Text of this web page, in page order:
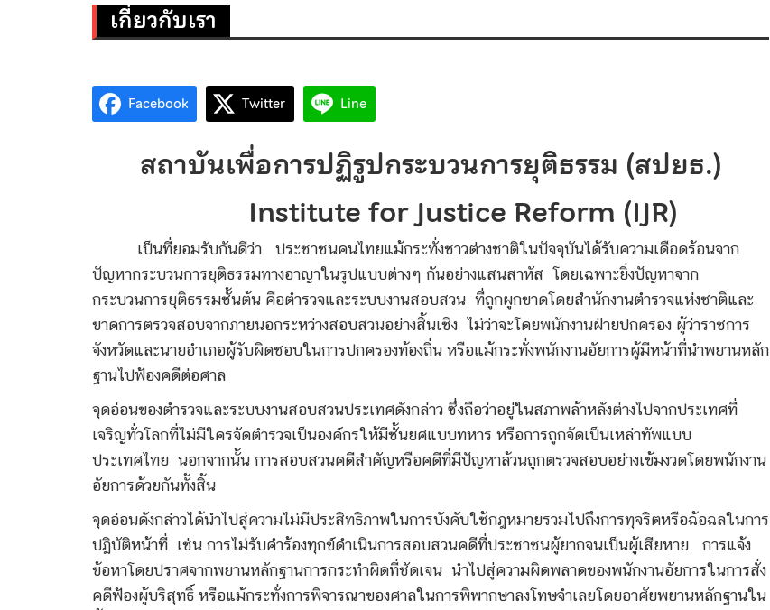
เกี่ยวกับเรา
Facebook Twitter Line
สถาบันเพื่อการปฏิรูปกระบวนการยุติธรรม (สปยธ.)
Institute for Justice Reform (IJR)
เป็นที่ยอมรับกันดีว่า ประชาชนคนไทยแม้กระทั่งชาวต่างชาติในปัจจุบันได้รับความเดือดร้อนจาก
ปัญหากระบวนการยุติธรรมทางอาญาในรูปแบบต่างๆ กันอย่างแสนสาหัส โดยเฉพาะยิ่งปัญหาจาก
กระบวนการยุติธรรมชั้นต้น คือตำรวจและระบบงานสอบสวน ที่ถูกผูกขาดโดยสำนักงานตำรวจแห่งชาติและ
ขาดการตรวจสอบจากภายนอกระหว่างสอบสวนอย่างสิ้นเชิง ไม่ว่าจะโดยพนักงานฝ่ายปกครอง ผู้ว่าราชการ
จังหวัดและนายอำเภอผู้รับผิดชอบในการปกครองท้องถิ่น หรือแม้กระทั่งพนักงานอัยการผู้มีหน้าที่นำพยานหลัก
ฐานไปฟ้องคดีต่อศาล
จุดอ่อนของตำรวจและระบบงานสอบสวนประเทศดังกล่าว ซึ่งถือว่าอยู่ในสภาพล้าหลังต่างไปจากประเทศที่
เจริญทั่วโลกที่ไม่มีใครจัดตำรวจเป็นองค์กรให้มีชั้นยศแบบทหาร หรือการถูกจัดเป็นเหล่าทัพแบบ
ประเทศไทย นอกจากนั้น การสอบสวนคดีสำคัญหรือคดีที่มีปัญหาล้วนถูกตรวจสอบอย่างเข้มงวดโดยพนักงาน
อัยการด้วยกันทั้งสิ้น
จุดอ่อนดังกล่าวได้นำไปสู่ความไม่มีประสิทธิภาพในการบังคับใช้กฎหมายรวมไปถึงการทุจริตหรือฉ้อฉลในการ
ปฏิบัติหน้าที่ เช่น การไม่รับคำร้องทุกข์ดำเนินการสอบสวนคดีที่ประชาชนผู้ยากจนเป็นผู้เสียหาย การแจ้ง
ข้อหาโดยปราศจากพยานหลักฐานการกระทำผิดที่ชัดเจน นำไปสู่ความผิดพลาดของพนักงานอัยการในการสั่ง
คดีฟ้องผู้บริสุทธิ์ หรือแม้กระทั่งการพิจารณาของศาลในการพิพากษาลงโทษจำเลยโดยอาศัยพยานหลักฐานใน